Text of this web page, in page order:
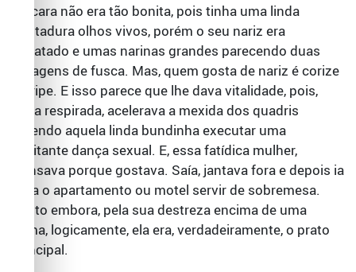
De cara não era tão bonita, pois tinha uma linda
dentadura olhos vivos, porém o seu nariz era
achatado e umas narinas grandes parecendo duas
garagens de fusca. Mas, quem gosta de nariz é corize
e gripe. E isso parece que lhe dava vitalidade, pois,
cada respirada, acelerava a mexida dos quadris
fazendo aquela linda bundinha executar uma
excitante dança sexual. E, essa fatídica mulher,
transava porque gostava. Saía, jantava fora e depois ia
para o apartamento ou motel servir de sobremesa.
Muito embora, pela sua destreza encima de uma
cama, logicamente, ela era, verdadeiramente, o prato
principal.